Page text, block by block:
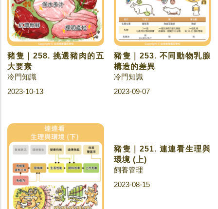
豬隻｜258. 挑選豬肉的五
大要素
冷門知識
2023-10-13
豬隻｜253. 不同動物乳腺
構造的差異
冷門知識
2023-09-07